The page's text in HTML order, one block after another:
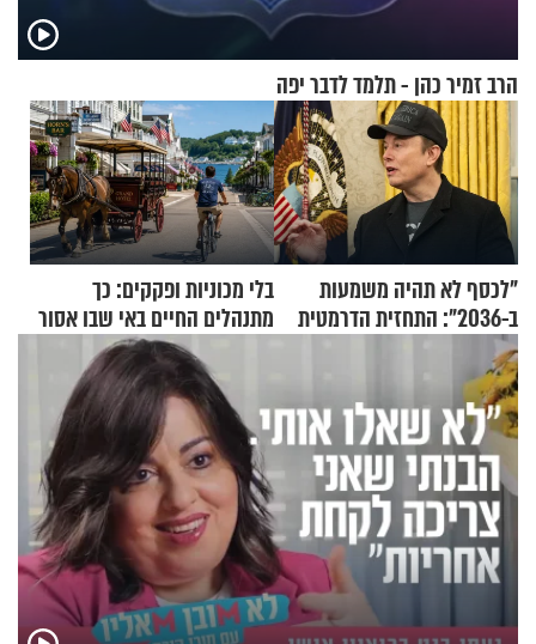
הרב זמיר כהן - תלמד לדבר יפה
"לכסף לא תהיה משמעות
ב-2036": התחזית הדרמטית
של אילון מאסק על עתיד
הכלכלה
בלי מכוניות ופקקים: כך
מתנהלים החיים באי שבו אסור
לנהוג כבר יותר מ-120 שנה